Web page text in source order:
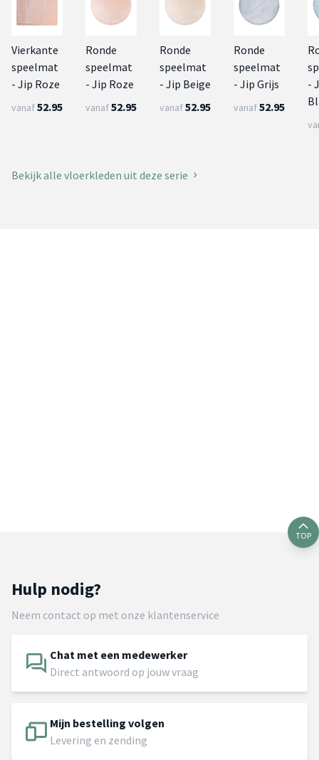
Vierkante
speelmat
- Jip Roze
vanaf52.95
Ronde
speelmat
- Jip Roze
vanaf52.95
Ronde
speelmat
- Jip Beige
vanaf52.95
Ronde
speelmat
- Jip Grijs
vanaf52.95
-
Bekijk alle vloerkleden uit deze serie
TOP
Hulp nodig?
Neem contact op met onze klantenservice
Chat met een medewerker
Direct antwoord op jouw vraag
Mijn bestelling volgen
Levering en zending